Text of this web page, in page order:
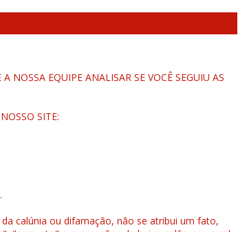
NOSSA EQUIPE ANALISAR SE VOCÊ SEGUIU AS
SITE:
calúnia ou difamação, não se atribui um fato,